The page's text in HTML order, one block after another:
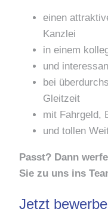
einen
Kanzlei
in einem
und
bei
Gleitzeit
mit Fahrgeld,
und tollen
Passt? Dann
Sie zu uns ins
Jetzt